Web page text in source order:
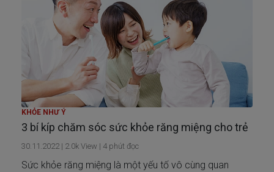
KHỎE NHƯ Ý
3 bí kíp chăm sóc sức khỏe răng miệng cho trẻ
30.11.2022 | 2.0k View | 4 phút đọc
Sức khỏe răng miệng là một yếu tố vô cùng quan